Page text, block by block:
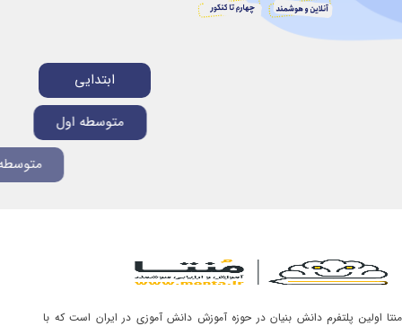
ابتدایی
متوسطه اول
منتا اولین پلتفرم دانش بنیان در حوزه آموزش دانش آموزی در ایران است که با